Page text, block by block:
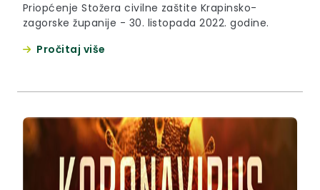
Priopćenje Stožera civilne zaštite Krapinsko-
zagorske županije - 30. listopada 2022. godine.
Pročitaj više